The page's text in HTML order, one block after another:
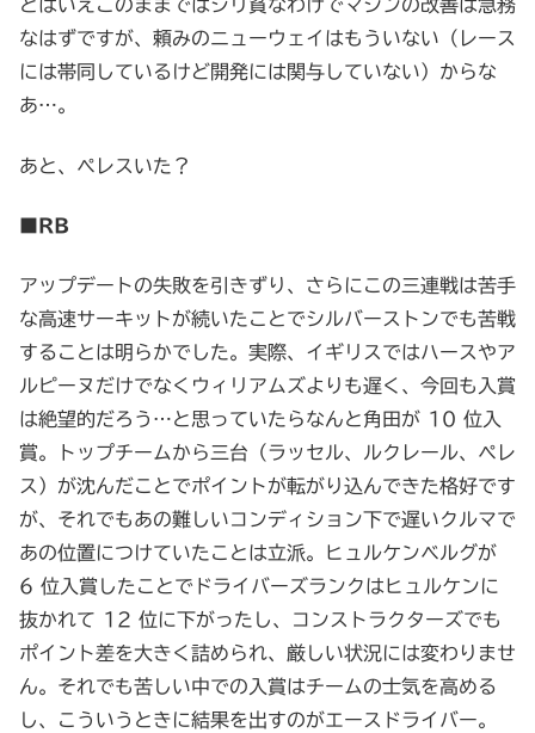
とはいえこのままではジリ貧なわけでマシンの改善は急務
なはずですが、頼みのニューウェイはもういない（レース
には帯同しているけど開発には関与していない）からな
あ…。
あと、ペレスいた？
■RB
アップデートの失敗を引きずり、さらにこの三連戦は苦手
な高速サーキットが続いたことでシルバーストンでも苦戦
することは明らかでした。実際、イギリスではハースやア
ルピーヌだけでなくウィリアムズよりも遅く、今回も入賞
は絶望的だろう…と思っていたらなんと角田が 10 位入
賞。トップチームから三台（ラッセル、ルクレール、ペレ
ス）が沈んだことでポイントが転がり込んできた格好です
が、それでもあの難しいコンディション下で遅いクルマで
あの位置につけていたことは立派。ヒュルケンベルグが
6 位入賞したことでドライバーズランクはヒュルケンに
抜かれて 12 位に下がったし、コンストラクターズでも
ポイント差を大きく詰められ、厳しい状況には変わりませ
ん。それでも苦しい中での入賞はチームの士気を高める
し、こういうときに結果を出すのがエースドライバー。